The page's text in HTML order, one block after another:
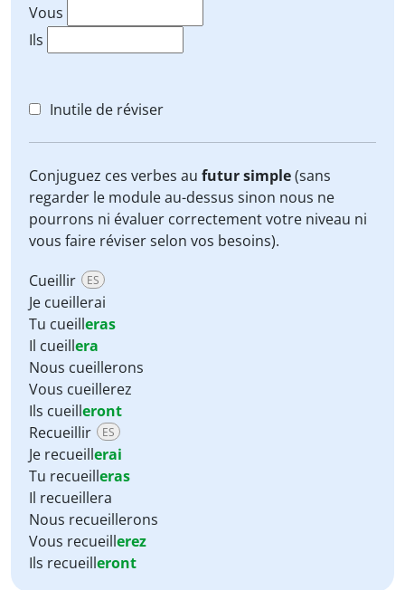
Vous
Ils
Inutile de réviser
Conjuguez ces verbes au futur simple(sans
regarder le module au-dessus sinon nous ne
pourrons ni évaluer correctement votre niveau ni
vous faire réviser selon vos besoins).
Cueillir
ES
Je cueillerai
Tu cueilleras
Il cueillera
Nous cueillerons
Vous cueillerez
Ils cueilleront
Recueillir
ES
Je recueillerai
Tu recueilleras
Il recueillera
Nous recueillerons
Vous recueillerez
Ils recueilleront